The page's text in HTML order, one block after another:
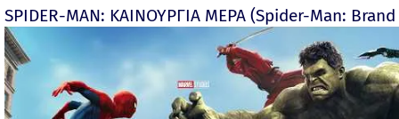
SPIDER-MAN: ΚΑΙΝΟΥΡΓΙΑ ΜΕΡΑ (Spider-Man: